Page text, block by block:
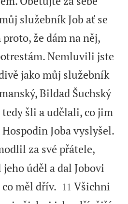
služebník Job ať se
že dám na něj,
Nemluvili jste
jako můj služebník
Bildad Šuchský
tedy šli a udělali, co jim
Joba vyslyšel.
za své přátele,
úděl a dal Jobovi
měl dřív. 

11 Všichni